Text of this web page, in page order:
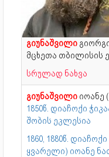
გიუნაშვილი
მცხეთა თბილისის
სრულად ნახვა
გიუნაშვილი იოანე
1850წ. დიაჩოქი
შობის ეკლესია
1860, 1880წ.
ყვარელი) იოანე